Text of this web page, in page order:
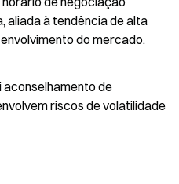
aliada à tendência de alta
do mercado.
aconselhamento de
riscos de volatilidade